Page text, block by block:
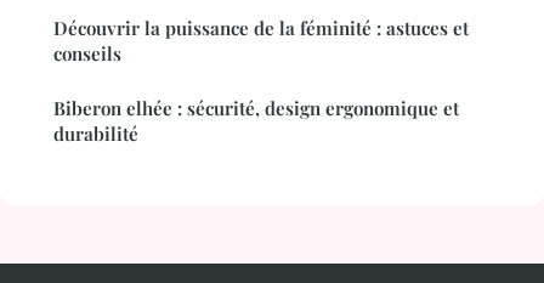
Découvrir la puissance de la féminité : astuces et
conseils
Biberon elhée : sécurité, design ergonomique et
durabilité